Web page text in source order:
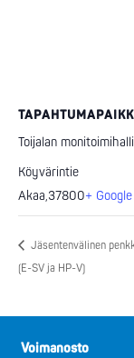
Toijalan monitoimihalli
Köyvärintie
Akaa,37800+
Jäsentenvälinen
(E-SV ja HP-V)
Voimanosto